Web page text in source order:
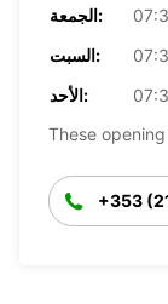
الجمعة:
السبت:
الأحد:
These
+353